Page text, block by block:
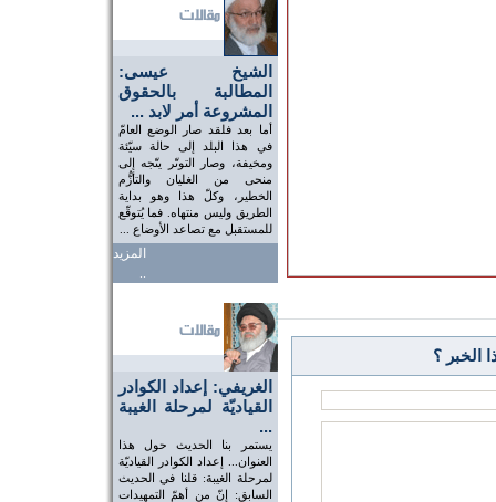
الشيخ عيسى:
المطالبة بالحقوق
المشروعة أمر لابد ...
أما بعد فلقد صار الوضع العامّ
في هذا البلد إلى حالة سيّئة
ومخيفة، وصار التوتّر يتّجه إلى
منحى من الغليان والتأزُّم
الخطير، وكلّ هذا وهو بداية
الطريق وليس منتهاه. فما يُتوقّع
للمستقبل مع تصاعد الأوضاع ...
المزيد
..
الغريفي: إعداد الكوادر
القياديّة لمرحلة الغيبة
...
يستمر بنا الحديث حول هذا
العنوان... إعداد الكوادر القياديّة
لمرحلة الغيبة: قلنا في الحديث
السابق: إنّ من أهمّ التمهيدات
الخبر ؟